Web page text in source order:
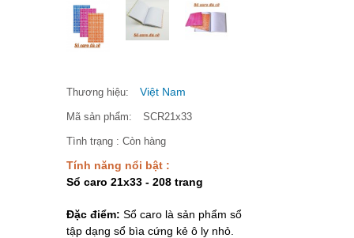
Thương hiệu: Việt Nam
Mã sản phẩm: SCR21x33
Tình trạng : Còn hàng
Tính năng nổi bật :
Sổ caro 21x33 - 208 trang
Đặc điểm: Sổ caro là sản phẩm sổ
tập dạng sổ bìa cứng kẻ ô ly nhỏ.